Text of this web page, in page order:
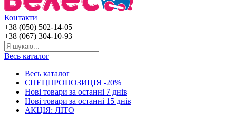
Контакти
+38 (050) 502-14-05
+38 (067) 304-10-93
Весь каталог
Весь каталог
СПЕЦПРОПОЗИЦІЯ -20%
Нові товари за останнi 7 днiв
Нові товари за останнi 15 днiв
АКЦІЯ: ЛІТО